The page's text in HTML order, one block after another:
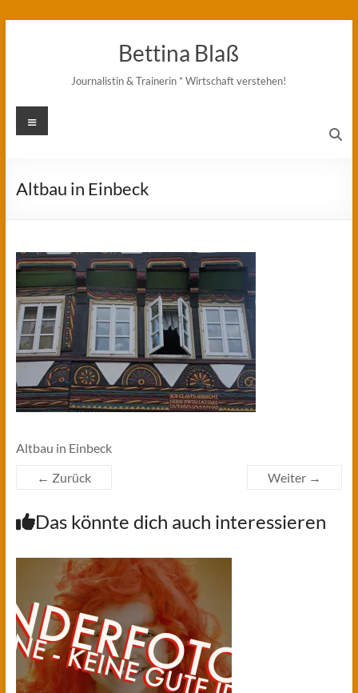
Bettina Blaß
Journalistin & Trainerin * Wirtschaft verstehen!
Menü
Altbau in Einbeck
Altbau in Einbeck
← Zurück
Weiter →
Das könnte dich auch interessieren